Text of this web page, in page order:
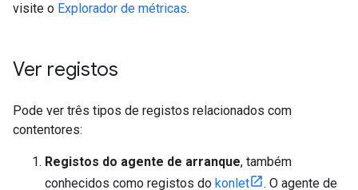
visite o Explorador de métricas.
Ver registos
Pode ver três tipos de registos relacionados com
contentores:
Registos do agente de arranque, também
conhecidos como registos do konlet . O agente de